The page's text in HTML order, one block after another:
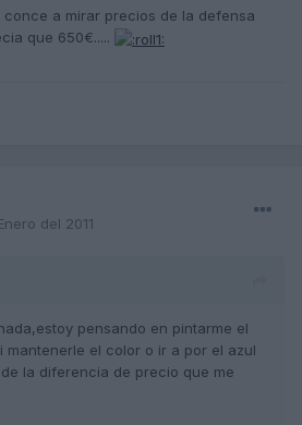
a mirar precios de la defensa
que 650€.....
del 2011
pensando en pintarme el
mantenerle el color o ir a por el azul
la diferencia de precio que me